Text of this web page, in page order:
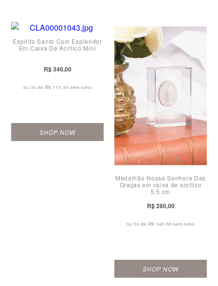
Espírito Santo Com Esplendor
Em Caixa De Acrílico Mini
R$ 340,00
ou 3x de R$ 113,33 sem juros
SHOP NOW
Medalhão Nossa Senhora Das
Graças em caixa de acrílico
5,5 cm
R$ 280,00
ou 2x de R$ 140,00 sem juros
SHOP NOW